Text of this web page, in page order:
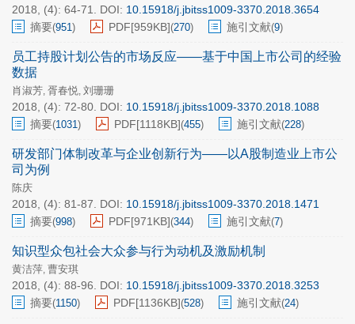
2018, (4): 64-71. DOI: 10.15918/j.jbitss1009-3370.2018.3654
摘要(951) PDF[959KB](270) 施引文献(9)
员工持股计划公告的市场反应——基于中国上市公司的经验
数据
肖淑芳, 胥春悦, 刘珊珊
2018, (4): 72-80. DOI: 10.15918/j.jbitss1009-3370.2018.1088
摘要(1031) PDF[1118KB](455) 施引文献(228)
研发部门体制改革与企业创新行为——以A股制造业上市公
司为例
陈庆
2018, (4): 81-87. DOI: 10.15918/j.jbitss1009-3370.2018.1471
摘要(998) PDF[971KB](344) 施引文献(7)
知识型众包社会大众参与行为动机及激励机制
黄洁萍, 曹安琪
2018, (4): 88-96. DOI: 10.15918/j.jbitss1009-3370.2018.3253
摘要(1150) PDF[1136KB](528) 施引文献(24)